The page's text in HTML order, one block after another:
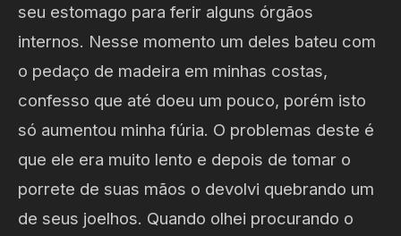
seu estomago para ferir alguns órgãos
internos. Nesse momento um deles bateu com
o pedaço de madeira em minhas costas,
confesso que até doeu um pouco, porém isto
só aumentou minha fúria. O problemas deste é
que ele era muito lento e depois de tomar o
porrete de suas mãos o devolvi quebrando um
de seus joelhos. Quando olhei procurando o